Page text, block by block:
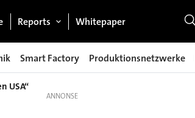
Reports Whitepaper
Smart Factory Produktionsnetzwerke
USA“